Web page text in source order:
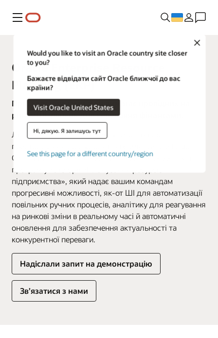
Меню
Close
Would you like to visit an Oracle country site closer
to you?
Бажаєте відвідати сайт Oracle ближчої до вас
країни?
Visit Oracle United States
Ні, дякую. Я залишусь тут
See this page for a different country/region
Oracle Enterprise Resource
Planning (ERP)
Прискорений темп змін вимагає провідних на
ринку ШІ-рішень для керування фінансами.
Лідери майбутнього найбільше здатні до
пристосування до сьогоднішніх змін. Oracle Fusion
Cloud ERP – комплексний сучасний хмарний пакет
програм у категорії «Планування ресурсів
підприємства», який надає вашим командам
прогресивні можливості, як-от ШІ для автоматизації
повільних ручних процесів, аналітику для реагування
на ринкові зміни в реальному часі й автоматичні
оновлення для забезпечення актуальності та
конкурентної переваги.
Надіслали запит на демонстрацію
Зв’язатися з нами